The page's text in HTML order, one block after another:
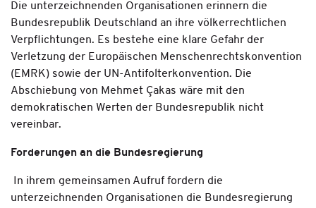
Die unterzeichnenden Organisationen erinnern die
Bundesrepublik Deutschland an ihre völkerrechtlichen
Verpflichtungen. Es bestehe eine klare Gefahr der
Verletzung der Europäischen Menschenrechtskonvention
(EMRK) sowie der UN-Antifolterkonvention. Die
Abschiebung von Mehmet Çakas wäre mit den
demokratischen Werten der Bundesrepublik nicht
vereinbar.
Forderungen an die Bundesregierung
In ihrem gemeinsamen Aufruf fordern die
unterzeichnenden Organisationen die Bundesregierung